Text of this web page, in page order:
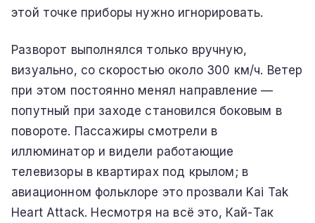
этой точке приборы нужно игнорировать.
Разворот выполнялся только вручную,
визуально, со скоростью около 300 км/ч. Ветер
при этом постоянно менял направление —
попутный при заходе становился боковым в
повороте. Пассажиры смотрели в
иллюминатор и видели работающие
телевизоры в квартирах под крылом; в
авиационном фольклоре это прозвали Kai Tak
Heart Attack. Несмотря на всё это, Кай-Так